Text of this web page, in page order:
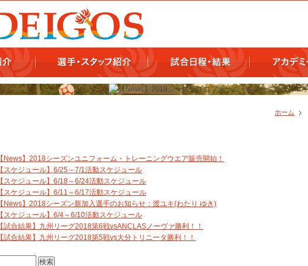
ホーム
【News】2018シーズンユニフォーム・トレーニングウエア販売開始！
【スケジュール】6/25～7/1活動スケジュール
【スケジュール】6/18～6/24活動スケジュール
【スケジュール】6/11～6/17活動スケジュール
【News】2018シーズン新加入選手のお知らせ：渡ユキ(わたり ゆき)
【スケジュール】6/4～6/10活動スケジュール
【試合結果】九州リーグ2018第6戦vsANCLASノーヴァ勝利！！
【試合結果】九州リーグ2018第5戦vs大分トリニータ勝利！！